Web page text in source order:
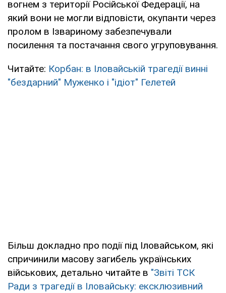
вогнем з території Російської Федерації, на
який вони не могли відповісти, окупанти через
пролом в Ізвариному забезпечували
посилення та постачання свого угруповування.
Читайте: Корбан: в Іловайській трагедії винні
"бездарний" Муженко і "ідіот" Гелетей
Більш докладно про події під Іловайськом, які
спричинили масову загибель українських
військових, детально читайте в "Звіті ТСК
Ради з трагедії в Іловайську: ексклюзивний